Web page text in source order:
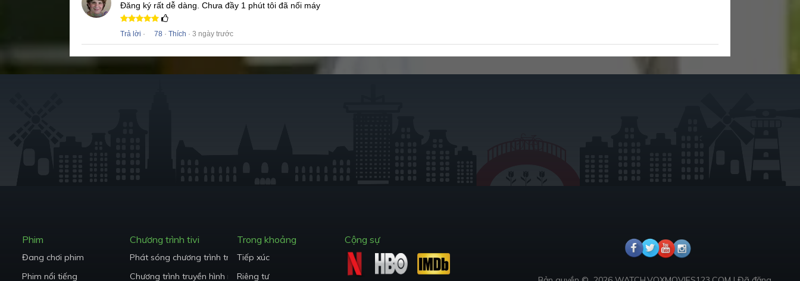
Đăng ký rất dễ dàng. Chưa đầy 1 phút tôi đã nối máy
Trả lời · 78 · Thích · 3 ngày trước
Phim
Đang chơi phim
Phim nổi tiếng
Chương trình tivi
Phát sóng chương trình truyền hình
Chương trình truyền hình nổi tiếng
Trong khoảng
Tiếp xúc
Riêng tư
Cộng sự